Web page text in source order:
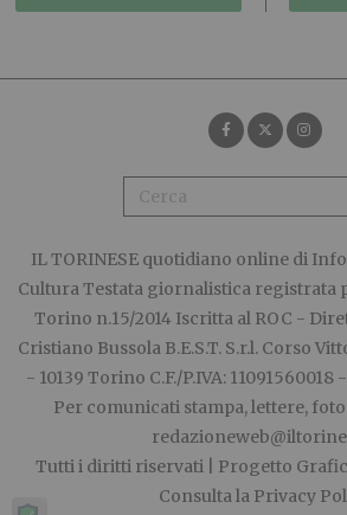
IL TORINESE quotidiano online di
Cultura Testata giornalistica registrata
Torino n.15/2014 Iscritta al ROC -
Cristiano Bussola B.E.S.T. S.r.l. Corso
- 10139 Torino C.F./P.IVA: 11091560018
Per comunicati stampa, lettere,
Tutti i diritti riservati | Progetto
Consulta la Privacy